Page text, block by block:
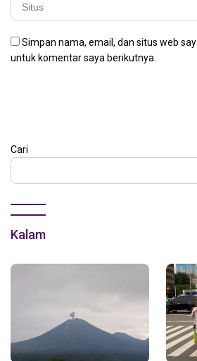
Simpan nama, email, dan situs web
untuk komentar saya berikutnya.
Cari
Kalam